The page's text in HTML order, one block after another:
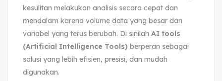
kesulitan melakukan analisis secara cepat dan
mendalam karena volume data yang besar dan
variabel yang terus berubah. Di sinilah AI tools
(Artificial Intelligence Tools) berperan sebagai
solusi yang lebih efisien, presisi, dan mudah
digunakan.